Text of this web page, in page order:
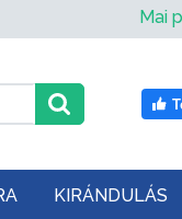
Mai
KIRÁNDULÁS